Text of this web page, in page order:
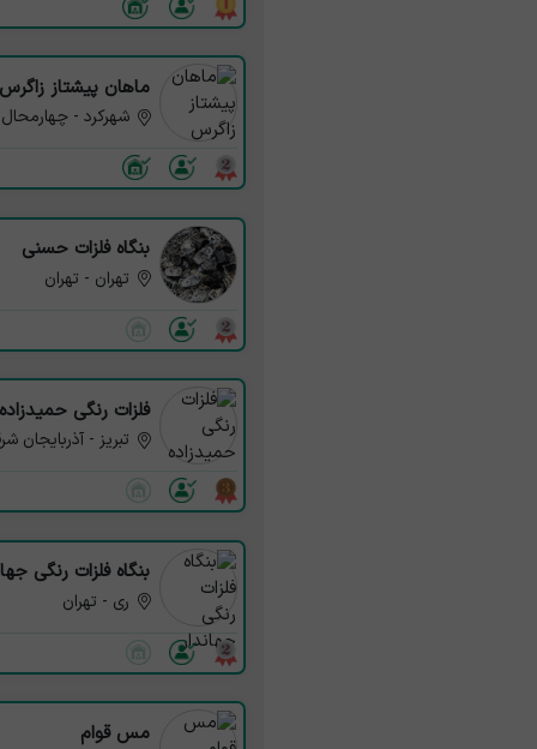
ماهان پیشتاز زاگرس
شهرکرد -
بنگاه فلزات حسنی
تهران - تهران
فلزات رنگی حمیدزاده
تبریز - آذربایجان
بنگاه فلزات رنگی
ری - تهران
مس قوام